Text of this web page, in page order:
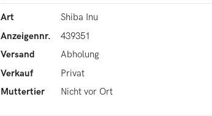
Art
Shiba Inu
Anzeigennr.
439351
Versand
Abholung
Verkauf
Privat
Muttertier
Nicht vor Ort